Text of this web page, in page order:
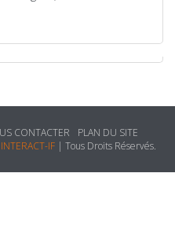
CONTACTER
PLAN DU SITE
INTERACT-IF| Tous Droits Réservés.